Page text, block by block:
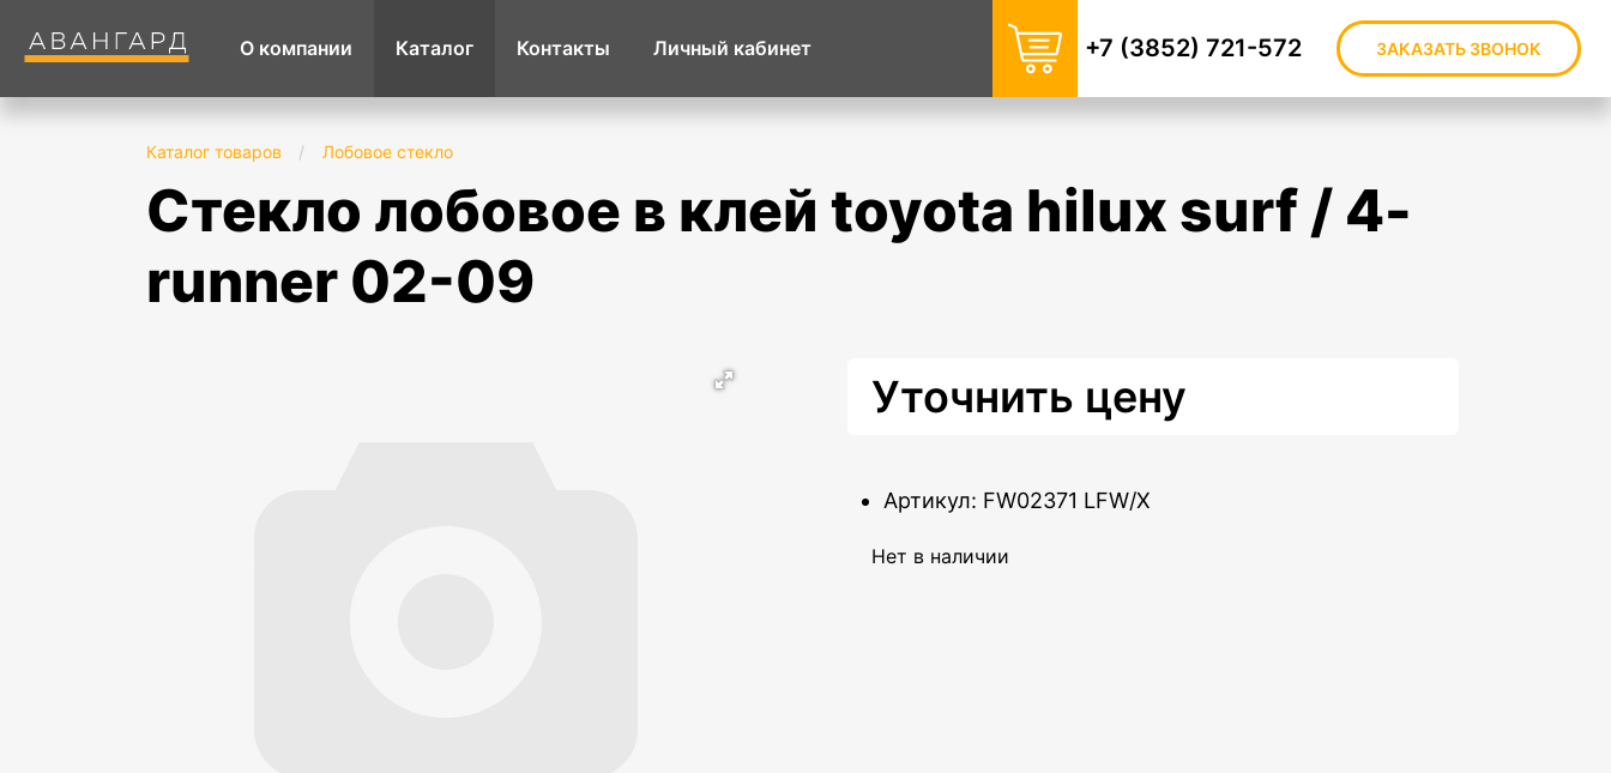
О компании Каталог Контакты Личный кабинет +7 (3852) 721-572 ЗАКАЗАТЬ ЗВОНОК
Каталог товаров / Лобовое стекло
стекло лобовое в клей toyota hilux surf / 4-
runner 02-09
Уточнить цену
Артикул: FW02371 LFW/X
Нет в наличии